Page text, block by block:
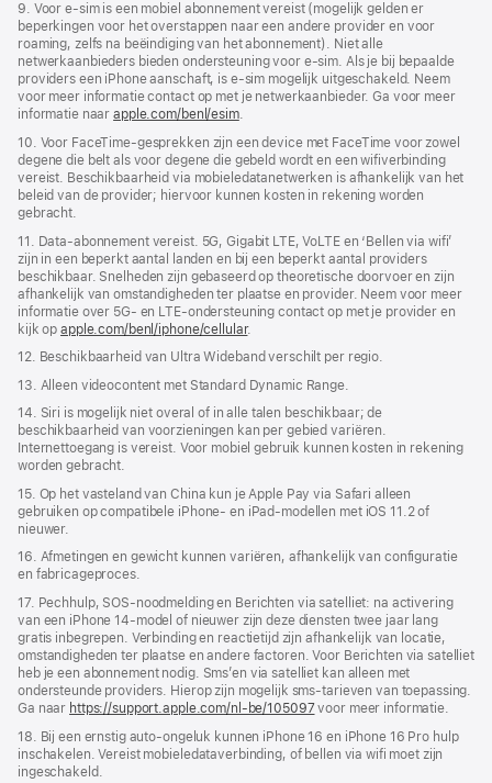
9. Voor e‑sim is een mobiel abonnement vereist (mogelijk gelden er
beperkingen voor het overstappen naar een andere provider en voor
roaming, zelfs na beëindiging van het abonnement). Niet alle
netwerkaanbieders bieden ondersteuning voor e‑sim. Als je bij bepaalde
providers een iPhone aanschaft, is e-sim mogelijk uitgeschakeld. Neem
voor meer informatie contact op met je netwerkaanbieder. Ga voor meer
informatie naarapple.com/benl/esim.
10. Voor FaceTime-gesprekken zijn een device met FaceTime voor zowel
degene die belt als voor degene die gebeld wordt en een wifi­verbinding
vereist. Beschikbaarheid via mobiele­data­netwerken is afhankelijk van het
beleid van de provider; hiervoor kunnen kosten in rekening worden
gebracht.
11. Data-abonnement vereist. 5G, Gigabit LTE, VoLTE en ‘Bellen via wifi’
zijn in een beperkt aantal landen en bij een beperkt aantal providers
beschikbaar. Snelheden zijn gebaseerd op theoretische doorvoer en zijn
afhankelijk van omstandigheden ter plaatse en provider. Neem voor meer
informatie over 5G- en LTE-ondersteuning contact op met je provider en
kijk opapple.com/benl/iphone/cellular.
12. Beschikbaarheid van Ultra Wideband verschilt per regio.
13. Alleen videocontent met Standard Dynamic Range.
14. Siri is mogelijk niet overal of in alle talen beschikbaar; de
beschikbaarheid van voorzieningen kan per gebied variëren.
Internettoegang is vereist. Voor mobiel gebruik kunnen kosten in rekening
worden gebracht.
15. Op het vasteland van China kun je Apple Pay via Safari alleen
gebruiken op compatibele iPhone‑ en iPad-modellen met iOS 11.2 of
nieuwer.
16. Afmetingen en gewicht kunnen variëren, afhankelijk van configuratie
en fabricageproces.
17. Pechhulp, SOS‑noodmelding en Berichten via satelliet: na activering
van een iPhone 14-model of nieuwer zijn deze diensten twee jaar lang
gratis inbegrepen. Verbinding en reactie­tijd zijn afhankelijk van locatie,
omstandigheden ter plaatse en andere factoren. Voor Berichten via satelliet
heb je een abonnement nodig. Sms’en via satelliet kan alleen met
ondersteunde providers. Hierop zijn mogelijk sms-tarieven van toepassing.
Ga naar https://support.apple.com/nl-be/105097voor meer informatie.
18. Bij een ernstig auto-ongeluk kunnen iPhone 16 en iPhone 16 Pro hulp
inschakelen. Vereist mobiele­data­­verbinding, of bellen via wifi moet zijn
ingeschakeld.